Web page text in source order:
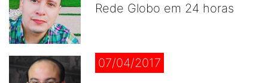
Rede Globo em 24 horas
07/04/2017